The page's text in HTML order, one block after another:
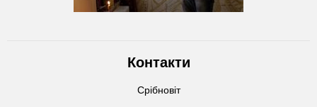
Контакти
Срібновіт